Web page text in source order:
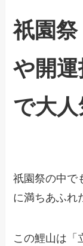
祇園
や開
で大
祇園祭の中で
に満ちあふれ
この鯉山は「